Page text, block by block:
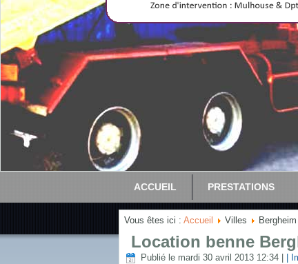
ACCUEIL PRESTATIONS
Vous êtes ici : Accueil Villes
Location benne
Publié le mardi 30 avril 2013 12:34 |